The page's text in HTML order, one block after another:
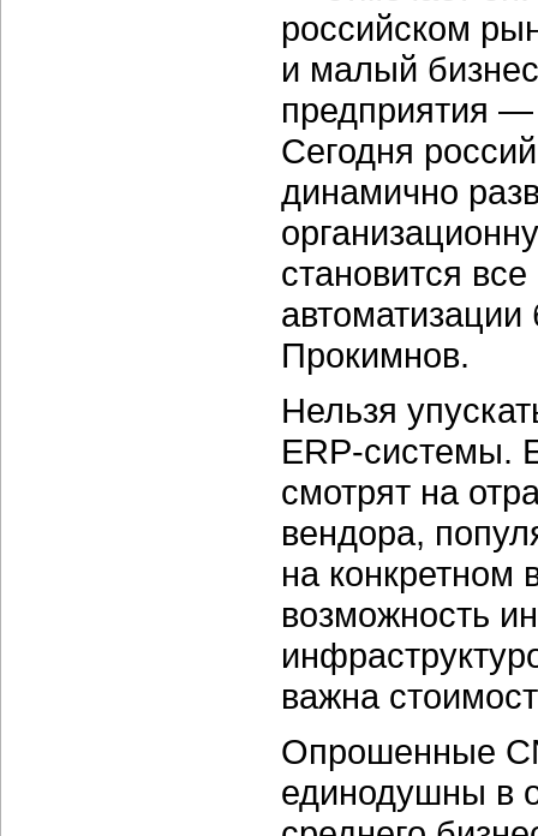
российском
и малый
предприятия
Сегодня
динамично
становится
Прокимнов.
Нельзя
ERP-системы.
смотрят на
вендора,
на конкретном
возможность
важна
Опрошенные
единодушны в